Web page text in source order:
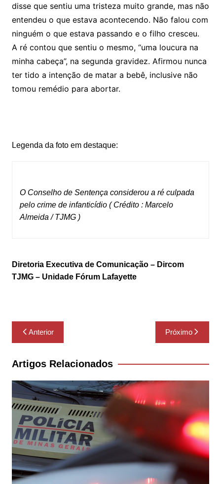
disse que sentiu uma tristeza muito grande, mas não
entendeu o que estava acontecendo. Não falou com
ninguém o que estava passando e o filho cresceu.
A ré contou que sentiu o mesmo, “uma loucura na
minha cabeça”, na segunda gravidez. Afirmou nunca
ter tido a intenção de matar a bebê, inclusive não
tomou remédio para abortar.
Legenda da foto em destaque:
O Conselho de Sentença considerou a ré culpada
pelo crime de infanticídio ( Crédito : Marcelo
Almeida / TJMG )
Diretoria Executiva de Comunicação – Dircom
TJMG – Unidade Fórum Lafayette
Navegação
de
Post
Anterior Próximo
Artigos Relacionados